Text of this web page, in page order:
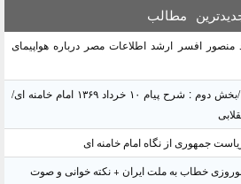
مطالب
افسر ارشد اطلاعات مصر درباره هواپیمای
منشور گفتمان امام و انقلاب - 7 /بخش دوم : شرح پیام ۱۰ خرداد ۱۳۶۹ امام خامنه ای/
جمهوری از نگاه امام خامنه ای
نوروزی خطاب به ملت ایران + نکته خوانی و صوت